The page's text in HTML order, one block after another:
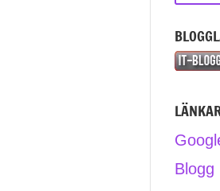
Blogg